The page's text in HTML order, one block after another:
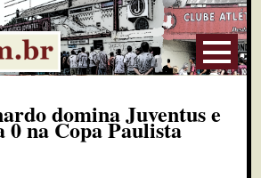
domina Juventus e
0 na Copa Paulista